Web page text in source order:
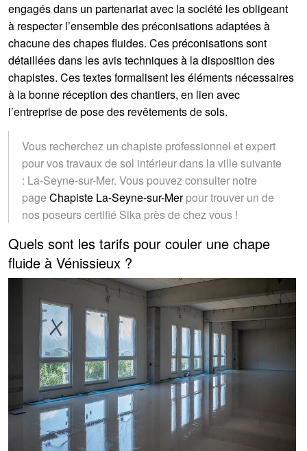
engagés dans un partenariat avec la société les obligeant
à respecter l’ensemble des préconisations adaptées à
chacune des chapes fluides. Ces préconisations sont
détaillées dans les avis techniques à la disposition des
chapistes. Ces textes formalisent les éléments nécessaires
à la bonne réception des chantiers, en lien avec
l’entreprise de pose des revêtements de sols.
Vous recherchez un chapiste professionnel et expert
pour vos travaux de sol intérieur dans la ville suivante
: La-Seyne-sur-Mer. Vous pouvez consulter notre
page Chapiste La-Seyne-sur-Merpour trouver un de
nos poseurs certifié Sika près de chez vous !
Quels sont les tarifs pour couler une chape
fluide à Vénissieux ?